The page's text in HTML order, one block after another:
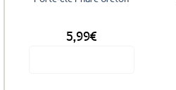
5,99€